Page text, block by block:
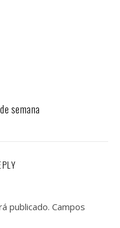
semana
publicado. Campos